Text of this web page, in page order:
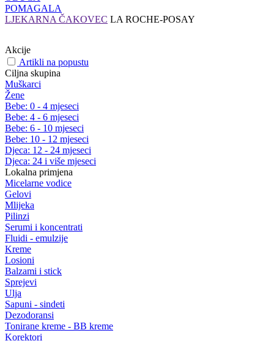
POMAGALA
LJEKARNA ČAKOVEC LA ROCHE-POSAY
Akcije
Artikli na popustu
Ciljna skupina
Muškarci
Žene
Bebe: 0 - 4 mjeseci
Bebe: 4 - 6 mjeseci
Bebe: 6 - 10 mjeseci
Bebe: 10 - 12 mjeseci
Djeca: 12 - 24 mjeseci
Djeca: 24 i više mjeseci
Lokalna primjena
Micelarne vodice
Gelovi
Mlijeka
Pilinzi
Serumi i koncentrati
Fluidi - emulzije
Kreme
Losioni
Balzami i stick
Sprejevi
Ulja
Sapuni - sindeti
Dezodoransi
Tonirane kreme - BB kreme
Korektori